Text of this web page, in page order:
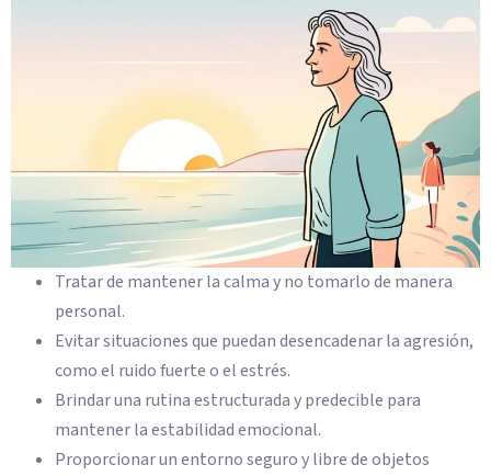
Tratar de mantener la calma y no tomarlo de manera
personal.
Evitar situaciones que puedan desencadenar la agresión,
como el ruido fuerte o el estrés.
Brindar una rutina estructurada y predecible para
mantener la estabilidad emocional.
Proporcionar un entorno seguro y libre de objetos